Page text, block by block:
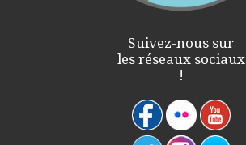
Suivez-nous sur
les réseaux sociaux
!